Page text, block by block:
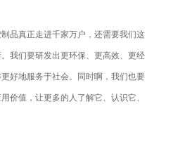
品真正走进千家万户，还需要我们这
我们要研发出更环保、更高效、更经
好地服务于社会。同时啊，我们也要
价值，让更多的人了解它、认识它、